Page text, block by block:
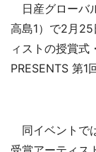
日産グローバ
高島1）で2月
ィストの授賞式
PRESENTS 第1
同イベントで